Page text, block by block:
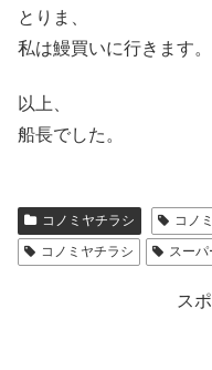
とりま、
私は鰻買いに行きます。
以上、
船長でした。
コノミヤチラシ コノ
コノミヤチラシ
スーパ
ス